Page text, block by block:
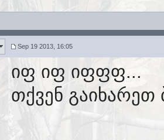
Sep 19 2013, 16:05
იფ იფ იფფფ...
თქვენ გაიხარეთ